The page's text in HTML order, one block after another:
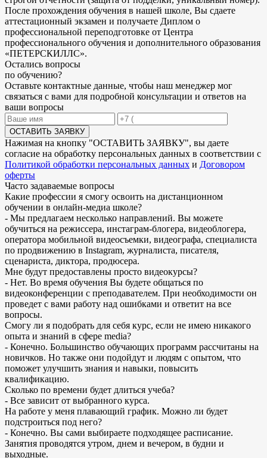
После прохождения обучения в нашей школе, Вы сдаете
аттестационный экзамен и получаете Диплом о
профессиональной переподготовке от Центра
профессионального обучения и дополнительного образования
«ПЕТЕРСКИЛЛС».
Остались вопросы
по обучению?
Оставьте контактные данные, чтобы наш менеджер мог
связаться с вами для подробной консультации и ответов на
ваши вопросы
ОСТАВИТЬ ЗАЯВКУ
Нажимая на кнопку "ОСТАВИТЬ ЗАЯВКУ", вы даете
согласие на обработку персональных данных в соответствии с
Политикой обработки персональных данных и Договором
оферты
Часто задаваемые вопросы
Какие профессии я смогу освоить на дистанционном
обучении в онлайн-медиа школе?
- Мы предлагаем несколько направлений. Вы можете
обучиться на режиссера, инстаграм-блогера, видеоблогера,
оператора мобильной видеосъемки, видеографа, специалиста
по продвижению в Instagram, журналиста, писателя,
сценариста, диктора, продюсера.
Мне будут предоставлены просто видеокурсы?
- Нет. Во время обучения Вы будете общаться по
видеоконференции с преподавателем. При необходимости он
проведет с вами работу над ошибками и ответит на все
вопросы.
Смогу ли я подобрать для себя курс, если не имею никакого
опыта и знаний в сфере media?
- Конечно. Большинство обучающих программ рассчитаны на
новичков. Но также они подойдут и людям с опытом, что
поможет улучшить знания и навыки, повысить
квалификацию.
Сколько по времени будет длиться учеба?
- Все зависит от выбранного курса.
На работе у меня плавающий график. Можно ли будет
подстроиться под него?
- Конечно. Вы сами выбираете подходящее расписание.
Занятия проводятся утром, днем и вечером, в будни и
выходные.